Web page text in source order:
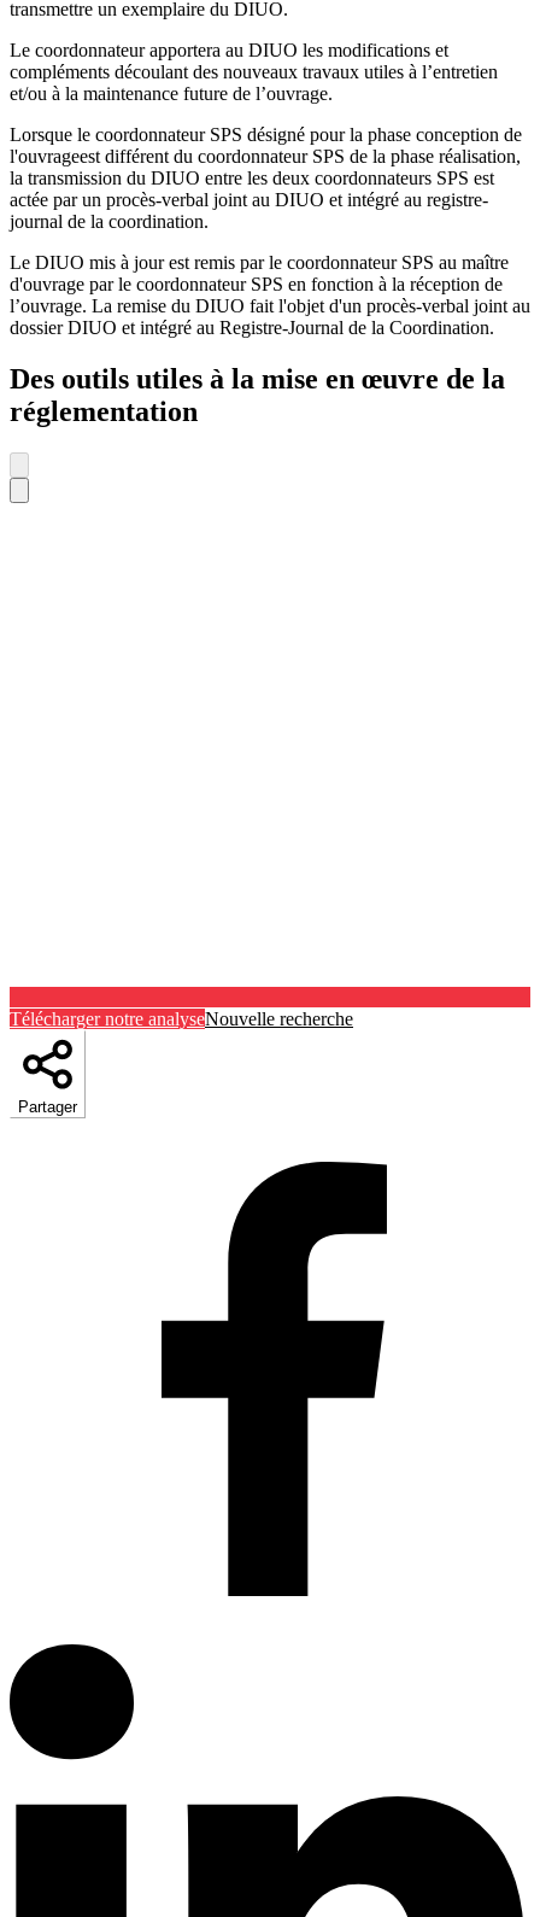
transmettre un exemplaire du DIUO.
Le coordonnateur apportera au DIUO les modifications et
compléments découlant des nouveaux travaux utiles à l’entretien
et/ou à la maintenance future de l’ouvrage.
Lorsque le coordonnateur SPS désigné pour la phase conception de
l'ouvrageest différent du coordonnateur SPS de la phase réalisation,
la transmission du DIUO entre les deux coordonnateurs SPS est
actée par un procès-verbal joint au DIUO et intégré au registre-
journal de la coordination.
Le DIUO mis à jour est remis par le coordonnateur SPS au maître
d'ouvrage par le coordonnateur SPS en fonction à la réception de
l’ouvrage. La remise du DIUO fait l'objet d'un procès-verbal joint au
dossier DIUO et intégré au Registre-Journal de la Coordination.
Des outils utiles à la mise en œuvre de la
réglementation
Télécharger notre analyseNouvelle recherche
Partager